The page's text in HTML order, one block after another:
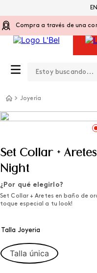
Compra a través de una
Joyería
Set Collar +
Night
¿Por qué elegirlo?
Set Collar + Aretes en baño de
toque especial a tu look!
Talla Joyeria
Talla única